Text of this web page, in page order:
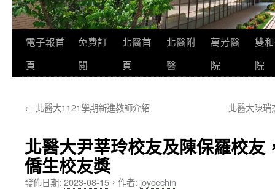
跳
至
要
容
電子報首
頁
免費訂
閱
北醫首
頁
北醫附
醫
萬芳醫
院
雙
院
← 北醫大1121學期新進教師介紹 北醫大陳瑞
北醫大尹莘玲校友及陳保羅校友
僑生校友獎
發佈日期: 2023-08-15 ， 作者: joycechin